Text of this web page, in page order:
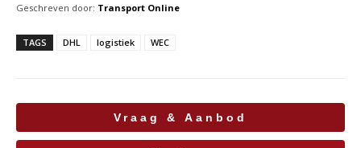
Geschreven door: Transport Online
TAGS DHL logistiek WEC
Vraag & Aanbod